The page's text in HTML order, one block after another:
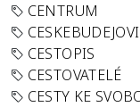
CENTRUM
CESTOPIS
CESTOVATELÉ
CESTY KE